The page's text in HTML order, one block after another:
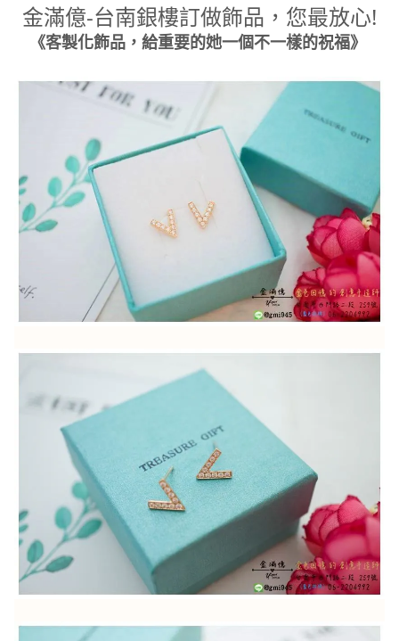
金滿億-台南銀樓訂做飾品，您最放心!
《客製化飾品，給重要的她一個不一樣的祝福》